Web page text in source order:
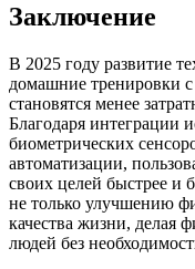
Заключение
В 2025 году развитие
домашние тренировки
становятся менее
Благодаря интеграции
биометрических
автоматизации,
своих целей быстрее и
не только улучшению
качества жизни, делая
людей без